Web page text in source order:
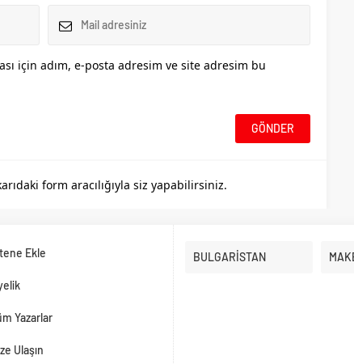
için adım, e-posta adresim ve site adresim bu
form aracılığıyla siz yapabilirsiniz.
Ekle
Yazarlar
Ulaşın
BULGARİSTAN